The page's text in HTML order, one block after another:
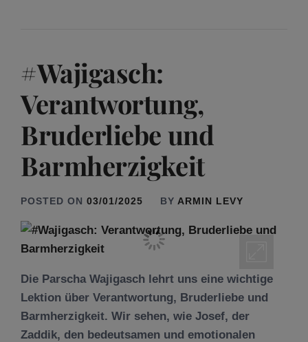
#Wajigasch:
Verantwortung,
Bruderliebe und
Barmherzigkeit
POSTED ON 03/01/2025 BY ARMIN LEVY
Die Parscha Wajigasch lehrt uns eine wichtige
Lektion über Verantwortung, Bruderliebe und
Barmherzigkeit. Wir sehen, wie Josef, der
Zaddik, den bedeutsamen und emotionalen